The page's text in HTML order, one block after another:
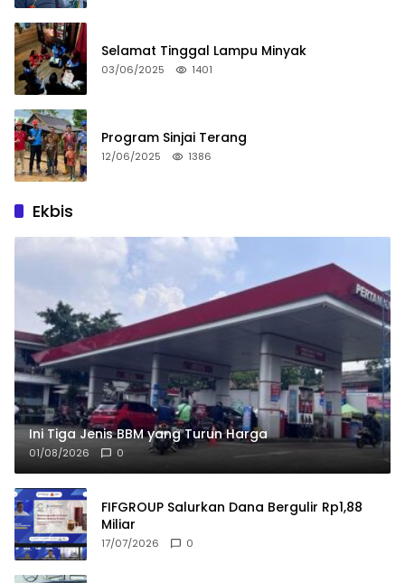
Selamat Tinggal Lampu Minyak
03/06/2025 1401
Program Sinjai Terang
12/06/2025 1386
Ekbis
Ini Tiga Jenis BBM yang Turun Harga
01/08/2026 0
FIFGROUP Salurkan Dana Bergulir Rp1,88
Miliar
17/07/2026 0